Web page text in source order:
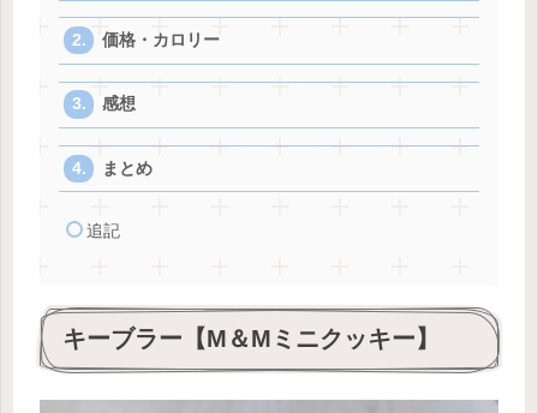
価格・カロリー
感想
まとめ
追記
キーブラー【M＆Mミニクッキー】